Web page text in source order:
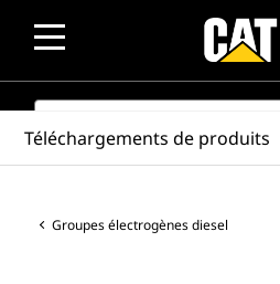
SEARCH
Groupes électrogènes diesel
Téléchargements de produits